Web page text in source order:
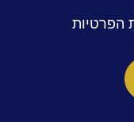
הפרטיות